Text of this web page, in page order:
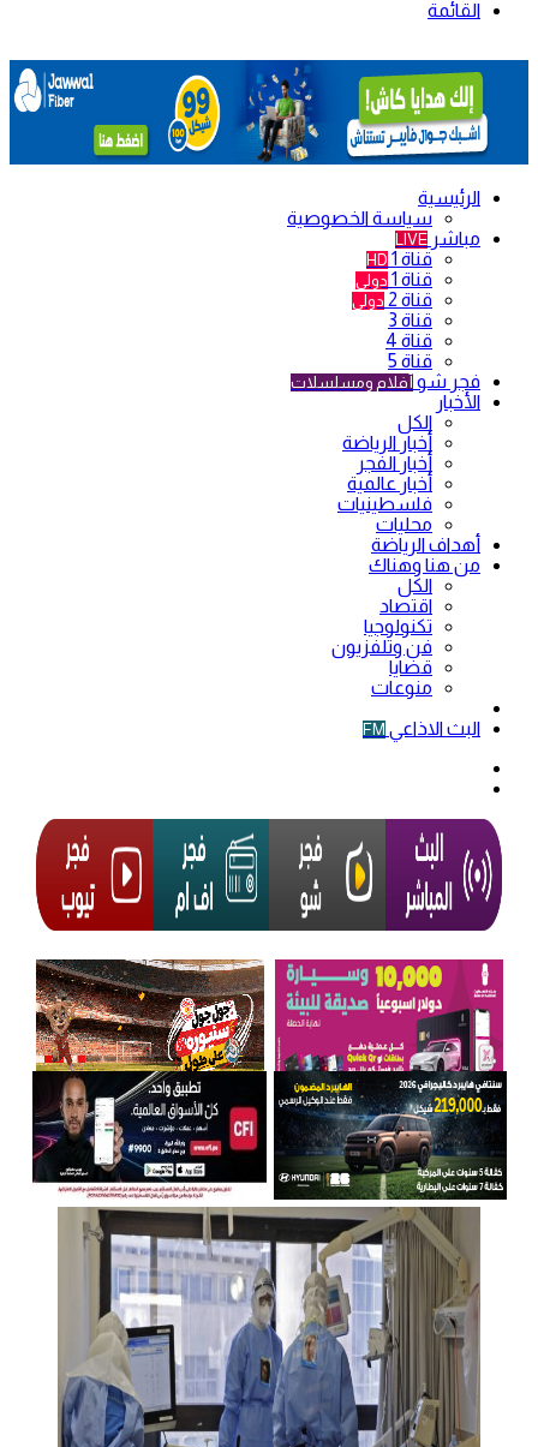
القائمة
الرئيسية
سياسة الخصوصية
مباشر LIVE
قناة 1 HD
قناة 1 دولي
قناة 2 دولي
قناة 3
قناة 4
قناة 5
فجر شو أفلام ومسلسلات
الأخبار
الكل
أخبار الرياضة
أخبار الفجر
أخبار عالمية
فلسطينيات
محليات
أهداف الرياضة
من هنا وهناك
الكل
اقتصاد
تكنولوجيا
فن وتلفزيون
قضايا
منوعات
البث الاذاعي FM